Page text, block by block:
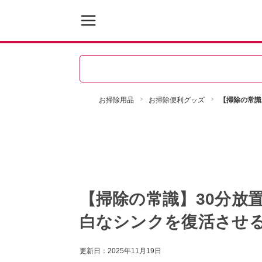
お掃除用品 お掃除便利グッズ 【掃除の常
【掃除の常識】30分
白なシンクを復活させ
更新日： 2025年11月19日